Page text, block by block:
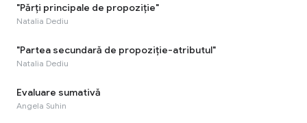
"Părți principale de propoziție"
Natalia Dediu
"Partea secundară de propoziție-atributul"
Natalia Dediu
Evaluare sumativă
Angela Suhin